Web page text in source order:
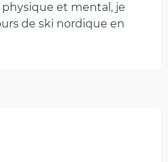
et mental, je
de ski nordique en